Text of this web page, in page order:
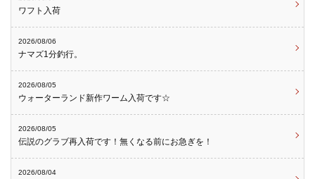
ワフト入荷
2026/08/06
ナマズ1分釣行。
2026/08/05
ウォーターランド新作ワーム入荷です☆
2026/08/05
伝説のグラブ再入荷です！無くなる前にお急ぎを！
2026/08/04